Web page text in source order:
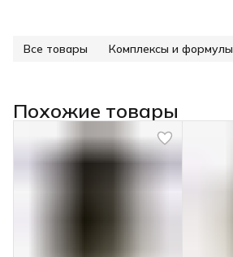
Все товары Комплексы и формулы
Похожие товары